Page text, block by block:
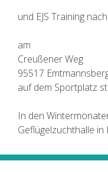
und EJS Training
am
Creußener Weg
95517
auf dem Sportplatz
In den
Geflügelzuchthalle